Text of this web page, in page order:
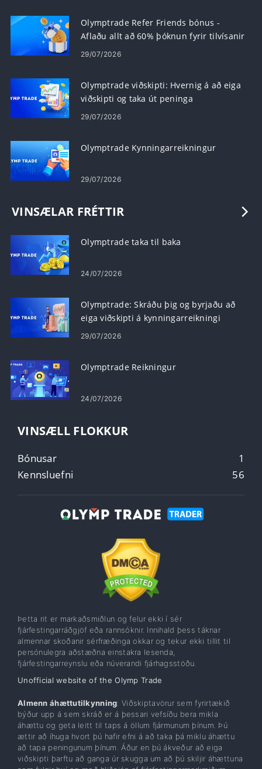
Olymptrade Refer Friends bónus -
Aflaðu allt að 60% þóknun fyrir tilvísanir
29/07/2026
Olymptrade viðskipti: Hvernig á að eiga
viðskipti og taka út peninga
29/07/2026
Olymptrade Kynningarreikningur
29/07/2026
VINSÆLAR FRÉTTIR
Olymptrade taka til baka
24/07/2026
Olymptrade: Skráðu þig og byrjaðu að
eiga viðskipti á kynningarreikningi
29/07/2026
Olymptrade Reikningur
24/07/2026
VINSÆLL FLOKKUR
Bónusar
1
Kennsluefni
56
Þetta rit er markaðsmiðlun og felur ekki í sér
fjárfestingarráðgjöf eða rannsóknir. Innihald þess táknar
almennar skoðanir sérfræðinga okkar og tekur ekki tillit til
persónulegra aðstæðna einstakra lesenda,
fjárfestingarreynslu eða núverandi fjárhagsstöðu.
Unofficial website of the Olymp Trade
Almenn áhættutilkynning: Viðskiptavörur sem fyrirtækið
býður upp á sem skráð er á þessari vefsíðu bera mikla
áhættu og geta leitt til taps á öllum fjármunum þínum. Þú
ættir að íhuga hvort þú hafir efni á að taka þá miklu áhættu
að tapa peningunum þínum. Áður en þú ákveður að eiga
viðskipti þarftu að ganga úr skugga um að þú skiljir áhættuna